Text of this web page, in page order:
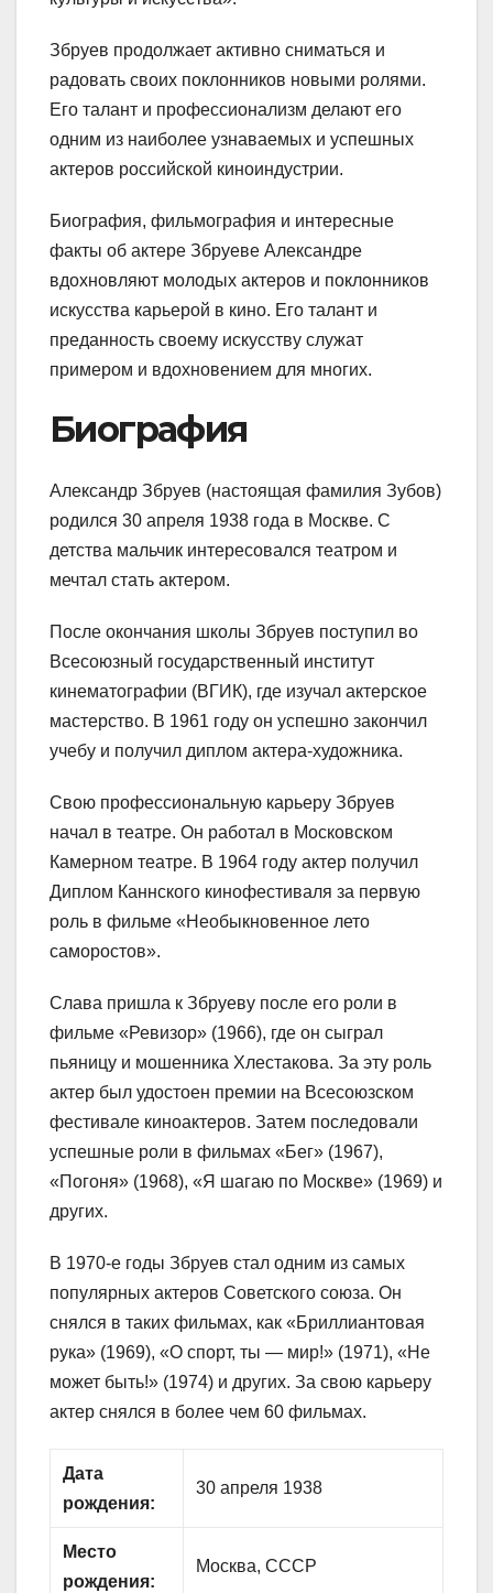
Збруев продолжает активно сниматься и
радовать своих поклонников новыми ролями.
Его талант и профессионализм делают его
одним из наиболее узнаваемых и успешных
актеров российской киноиндустрии.
Биография, фильмография и интересные
факты об актере Збруеве Александре
вдохновляют молодых актеров и поклонников
искусства карьерой в кино. Его талант и
преданность своему искусству служат
примером и вдохновением для многих.
Биография
Александр Збруев (настоящая фамилия Зубов)
родился 30 апреля 1938 года в Москве. С
детства мальчик интересовался театром и
мечтал стать актером.
После окончания школы Збруев поступил во
Всесоюзный государственный институт
кинематографии (ВГИК), где изучал актерское
мастерство. В 1961 году он успешно закончил
учебу и получил диплом актера-художника.
Свою профессиональную карьеру Збруев
начал в театре. Он работал в Московском
Камерном театре. В 1964 году актер получил
Диплом Каннского кинофестиваля за первую
роль в фильме «Необыкновенное лето
саморостов».
Слава пришла к Збруеву после его роли в
фильме «Ревизор» (1966), где он сыграл
пьяницу и мошенника Хлестакова. За эту роль
актер был удостоен премии на Всесоюзском
фестивале киноактеров. Затем последовали
успешные роли в фильмах «Бег» (1967),
«Погоня» (1968), «Я шагаю по Москве» (1969) и
других.
В 1970-е годы Збруев стал одним из самых
популярных актеров Советского союза. Он
снялся в таких фильмах, как «Бриллиантовая
рука» (1969), «О спорт, ты — мир!» (1971), «Не
может быть!» (1974) и других. За свою карьеру
актер снялся в более чем 60 фильмах.
Дата
рождения:
30 апреля 1938
Место
рождения:
Москва, СССР